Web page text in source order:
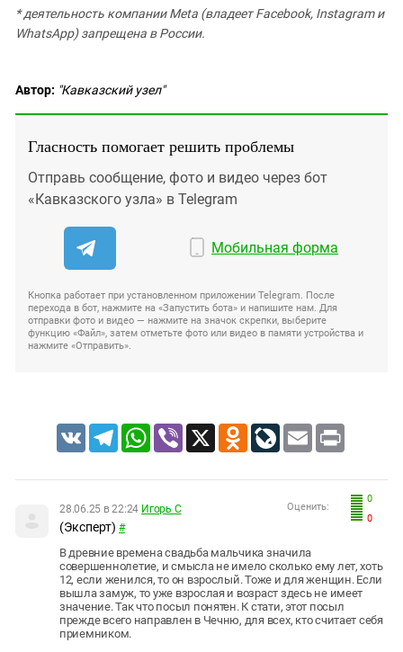
*деятельность компании Meta (владеет Facebook, Instagram и
WhatsApp) запрещена в России.
Автор: "Кавказский узел"
Гласность помогает решить проблемы
Отправь сообщение, фото и видео через бот
«Кавказского узла» в Telegram
Мобильная форма
Кнопка работает при установленном приложении Telegram. После
перехода в бот, нажмите на «Запустить бота» и напишите нам. Для
отправки фото и видео — нажмите на значок скрепки, выберите
функцию «Файл», затем отметьте фото или видео в памяти устройства и
нажмите «Отправить».
VK TelegramWhatsApp
Viber X Odnoklassniki
LiveJournal
Email Print
0
0
Оценить:
28.06.25 в 22:24 Игорь С
(Эксперт) #
В древние времена свадьба мальчика значила
совершеннолетие, и смысла не имело сколько ему лет, хоть
12, если женился, то он взрослый. Тоже и для женщин. Если
вышла замуж, то уже взрослая и возраст здесь не имеет
значение. Так что посыл понятен. К стати, этот посыл
прежде всего направлен в Чечню, для всех, кто считает себя
приемником.